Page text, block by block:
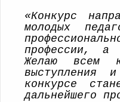
«Конкурс
молодых
профессии, а
Желаю всем
выступления
конкурсе
дальнейшего